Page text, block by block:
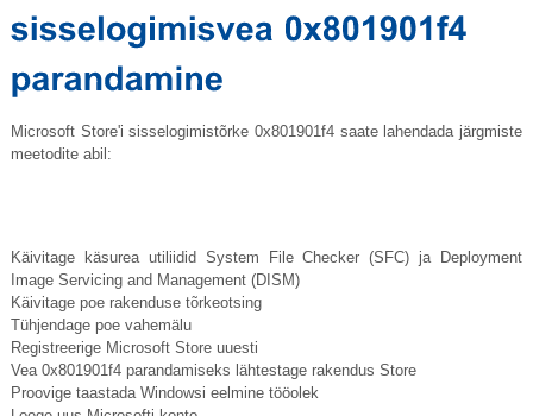
Microsoft Store'i sisselogimistõrke 0x801901f4 saate lahendada järgmiste
meetodite abil:
Käivitage käsurea utiliidid System File Checker (SFC) ja Deployment
Image Servicing and Management (DISM)
Käivitage poe rakenduse tõrkeotsing
Tühjendage poe vahemälu
Registreerige Microsoft Store uuesti
Vea 0x801901f4 parandamiseks lähtestage rakendus Store
Proovige taastada Windowsi eelmine tööolek